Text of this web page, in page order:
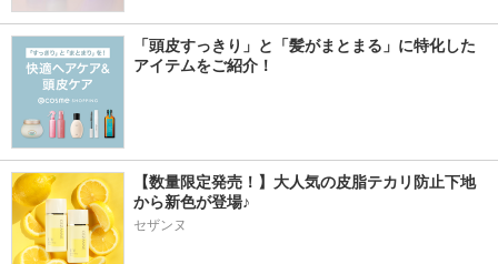
「頭皮すっきり」と「髪がまとまる」に特化した
アイテムをご紹介！
【数量限定発売！】大人気の皮脂テカリ防止下地
から新色が登場♪
セザンヌ